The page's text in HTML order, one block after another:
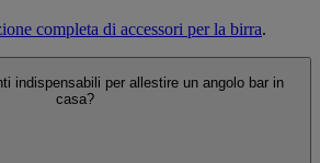
completa di accessori per la birra.
indispensabili per allestire un angolo bar in
casa?